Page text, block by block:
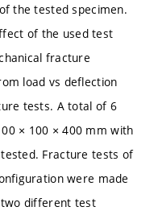
the tested specimen.
of the used test
fracture
load vs deflection
tests. A total of 6
× 100 × 400 mm with
Fracture tests of
were made
different test